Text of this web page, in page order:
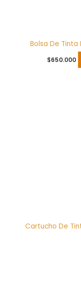
Bolsa De Tinta
$650.000
Cartucho De